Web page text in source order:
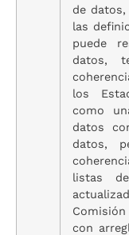
de
las
puede
datos,
los
como
datos
datos,
listas
con